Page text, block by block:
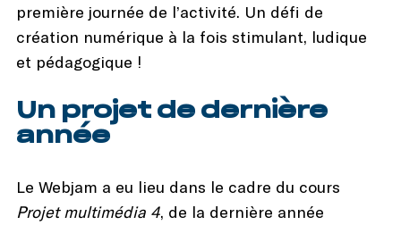
première journée de l’activité. Un défi de
création numérique à la fois stimulant, ludique
et pédagogique !
Un projet de dernière
année
Le Webjam a eu lieu dans le cadre du cours
Projet multimédia 4, de la dernière année